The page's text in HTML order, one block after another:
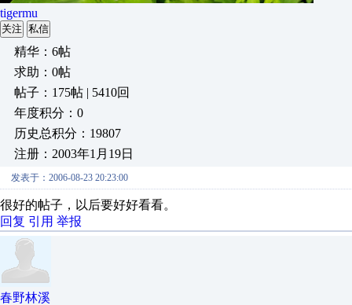
tigermu
关注 私信
精华：6帖
求助：0帖
帖子：175帖 | 5410回
年度积分：0
历史总积分：19807
注册：2003年1月19日
发表于：2006-08-23 20:23:00
很好的帖子，以后要好好看看。
回复 引用 举报
春野林溪